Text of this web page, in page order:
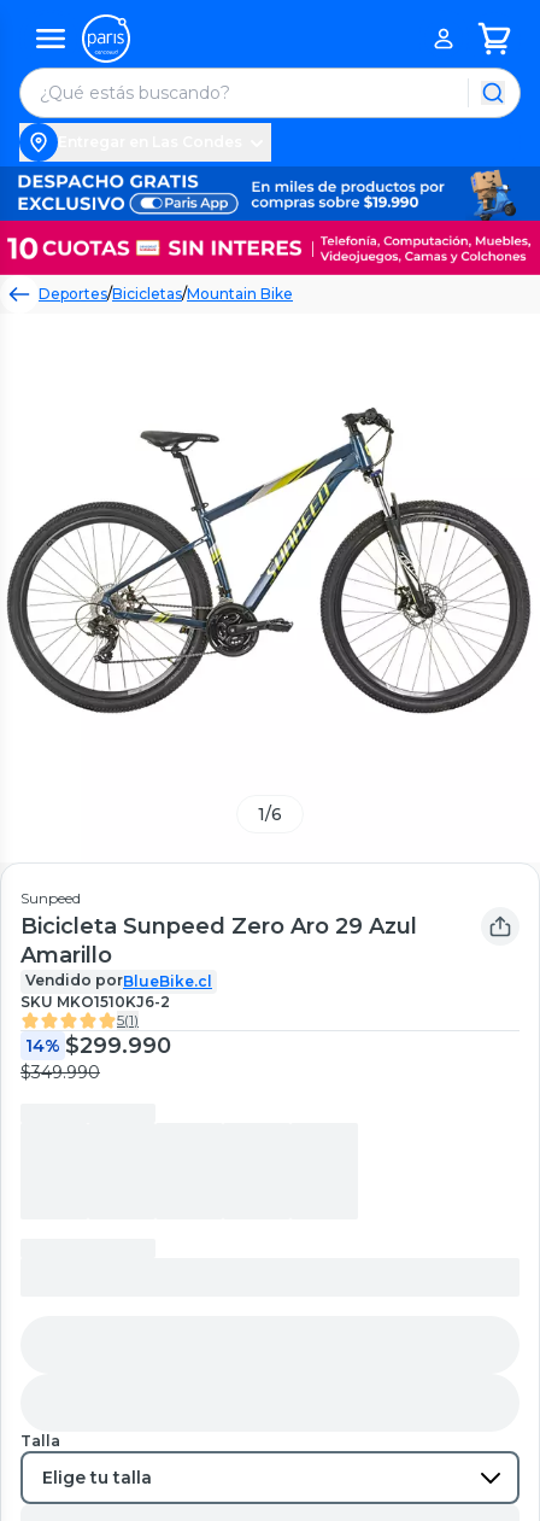
Deportes/Bicicletas/Mountain Bike
1/6
Sunpeed
Bicicleta Sunpeed Zero Aro 29 Azul
Amarillo
Vendido porBlueBike.cl
SKU MKO1510KJ6-2
5(1)
14% $299.990
$349.990
Talla